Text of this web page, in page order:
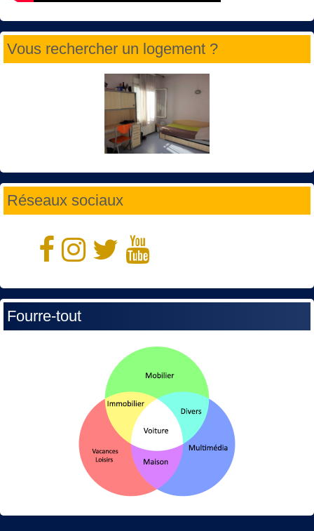
Vous rechercher un logement ?
Réseaux sociaux
Fourre-tout